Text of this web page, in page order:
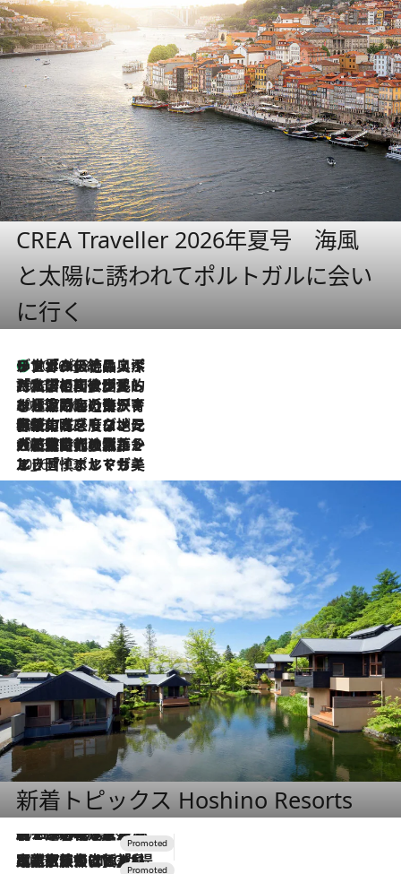
CREA Traveller 2026年夏号 海風
と太陽に誘われてポルトガルに会い
に行く
2026.8.8
リスボンの絶品スイーツ「パステル・デ・ナタ」とは？ポルトガル伝統の奥深い世界へ
2026.7.27
「私の祖国はポルトガル語です」国民的詩人フェルナンド・ペソアと、彼が愛した文学の街を歩く
2026.7.26
ポルトガル近海が育む極上の海の幸。キリリと冷えた白ワインと愉しむ、シーフード専門店の贅沢
2026.7.22
伝統の味をモダンに昇華。高感度な地元客が集う、リスボンの最旬ガストロノミー
2026.7.21
大航海時代の栄華から、震災、独裁、そして革命へ。ポルトガル・首都リスボンの石畳に刻まれた「歴史の光と影」
2026.7.13
エッセイ・ヤマザキマリ「慎ましくも美しき国 ポルトガル」
新着トピックス Hoshino Resorts
2026.8.7
【トンボの足水浴】ヒノキの香りに包まれて涼感マックス！約13℃の湧水かけ流しを避暑地「星野温泉 トンボの湯」で体験
2026.7.31
【ホテル帰省】という選択肢をOMOが提案。家族とほどよい距離を保つには「昼は実家、夜は気兼ねなくホテルで！」